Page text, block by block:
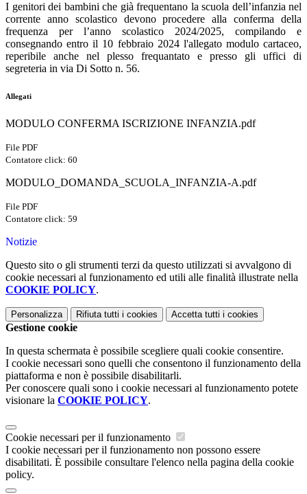
I genitori dei bambini che già frequentano la scuola dell’infanzia nel
corrente anno scolastico devono procedere alla conferma della
frequenza per l’anno scolastico 2024/2025, compilando e
consegnando entro il 10 febbraio 2024 l'allegato modulo cartaceo,
reperibile anche nel plesso frequantato e presso gli uffici di
segreteria in via Di Sotto n. 56.
Allegati
MODULO CONFERMA ISCRIZIONE INFANZIA.pdf
File PDF
Contatore click: 60
MODULO_DOMANDA_SCUOLA_INFANZIA-A.pdf
File PDF
Contatore click: 59
Notizie
Questo sito o gli strumenti terzi da questo utilizzati si avvalgono di
cookie necessari al funzionamento ed utili alle finalità illustrate nella
COOKIE POLICY.
Personalizza Rifiuta tutti i cookies Accetta tutti i cookies
Gestione cookie
In questa schermata è possibile scegliere quali cookie consentire.
I cookie necessari sono quelli che consentono il funzionamento della
piattaforma e non è possibile disabilitarli.
Per conoscere quali sono i cookie necessari al funzionamento potete
visionare la COOKIE POLICY.
Cookie necessari per il funzionamento
I cookie necessari per il funzionamento non possono essere
disabilitati. È possibile consultare l'elenco nella pagina della cookie
policy.